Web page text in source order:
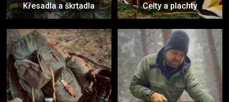
Křesadla a škrtadla Celty a plachty